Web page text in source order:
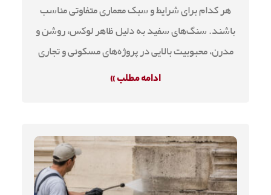
هر کدام برای شرایط و سبک معماری متفاوتی مناسب
باشند. سنگ‌های سفید به دلیل ظاهر لوکس، روشن و
مدرن، محبوبیت بالایی در پروژه‌های مسکونی و تجاری
ادامه مطلب »